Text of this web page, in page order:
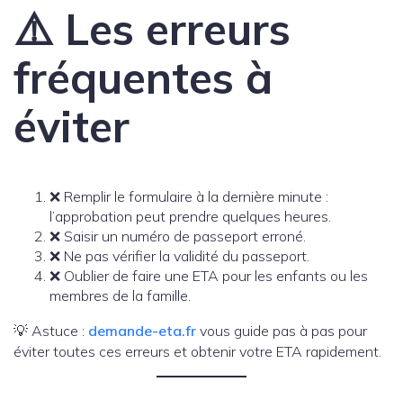
⚠️ Les erreurs
fréquentes à
éviter
❌ Remplir le formulaire à la dernière minute :
l’approbation peut prendre quelques heures.
❌ Saisir un numéro de passeport erroné.
❌ Ne pas vérifier la validité du passeport.
❌ Oublier de faire une ETA pour les enfants ou les
membres de la famille.
💡 Astuce : demande-eta.fr vous guide pas à pas pour
éviter toutes ces erreurs et obtenir votre ETA rapidement.